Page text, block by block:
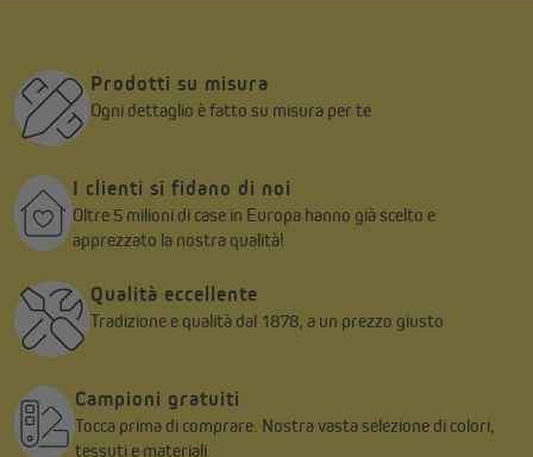
Prodotti su misura
Ogni dettaglio è fatto su misura per te
I clienti si fidano di noi
Oltre 5 milioni di case in Europa hanno già scelto e
apprezzato la nostra qualità!
Qualità eccellente
Tradizione e qualità dal 1878, a un prezzo giusto
Campioni gratuiti
Tocca prima di comprare. Nostra vasta selezione di colori,
tessuti e materiali.